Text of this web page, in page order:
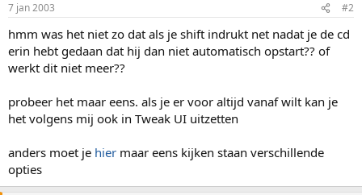
7 jan 2003 #2
hmm was het niet zo dat als je shift indrukt net nadat je de cd
erin hebt gedaan dat hij dan niet automatisch opstart?? of
werkt dit niet meer??
probeer het maar eens. als je er voor altijd vanaf wilt kan je
het volgens mij ook in Tweak UI uitzetten
anders moet je hier maar eens kijken staan verschillende
opties